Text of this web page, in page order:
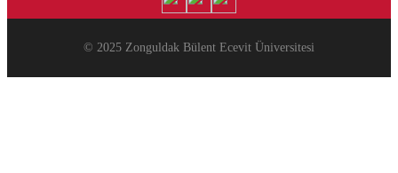
© 2025 Zonguldak Bülent Ecevit Üniversitesi